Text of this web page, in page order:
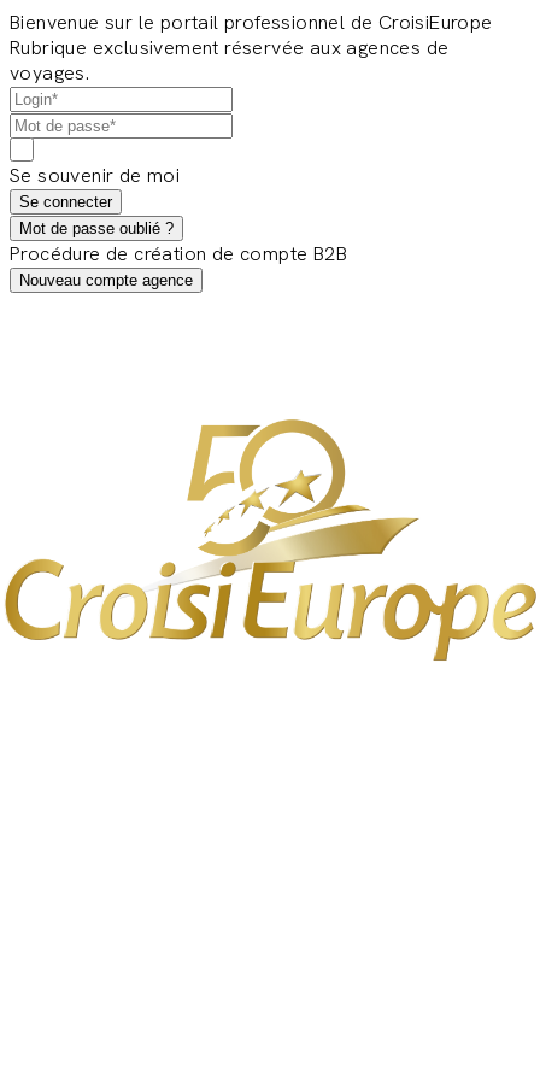
Bienvenue sur le portail professionnel de CroisiEurope
Rubrique exclusivement réservée aux agences de
voyages.
Se souvenir de moi
Se connecter
Mot de passe oublié ?
Procédure de création de compte B2B
Nouveau compte agence